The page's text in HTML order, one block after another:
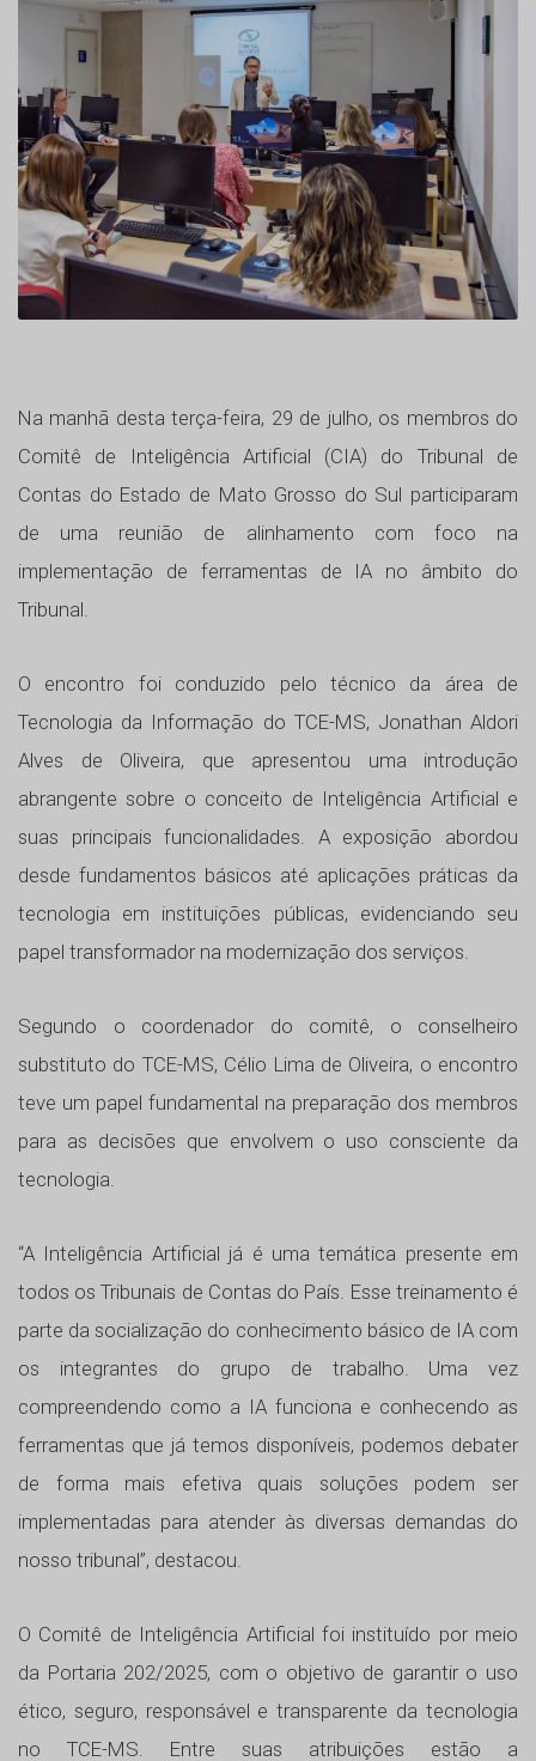
Na manhã desta terça-feira, 29 de julho, os membros do
Comitê de Inteligência Artificial (CIA) do Tribunal de
Contas do Estado de Mato Grosso do Sul participaram
de uma reunião de alinhamento com foco na
implementação de ferramentas de IA no âmbito do
Tribunal.
O encontro foi conduzido pelo técnico da área de
Tecnologia da Informação do TCE-MS, Jonathan Aldori
Alves de Oliveira, que apresentou uma introdução
abrangente sobre o conceito de Inteligência Artificial e
suas principais funcionalidades. A exposição abordou
desde fundamentos básicos até aplicações práticas da
tecnologia em instituições públicas, evidenciando seu
papel transformador na modernização dos serviços.
Segundo o coordenador do comitê, o conselheiro
substituto do TCE-MS, Célio Lima de Oliveira, o encontro
teve um papel fundamental na preparação dos membros
para as decisões que envolvem o uso consciente da
tecnologia.
“A Inteligência Artificial já é uma temática presente em
todos os Tribunais de Contas do País. Esse treinamento é
parte da socialização do conhecimento básico de IA com
os integrantes do grupo de trabalho. Uma vez
compreendendo como a IA funciona e conhecendo as
ferramentas que já temos disponíveis, podemos debater
de forma mais efetiva quais soluções podem ser
implementadas para atender às diversas demandas do
nosso tribunal”, destacou.
O Comitê de Inteligência Artificial foi instituído por meio
da Portaria 202/2025, com o objetivo de garantir o uso
ético, seguro, responsável e transparente da tecnologia
no TCE-MS. Entre suas atribuições estão a